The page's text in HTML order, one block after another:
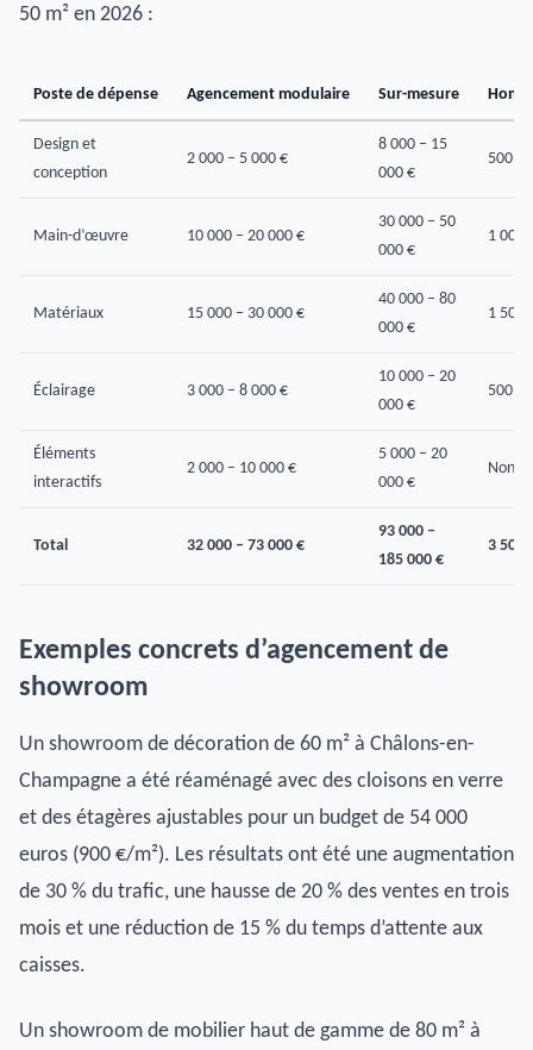
50 m² en 2026 :
Poste de dépense Agencement modulaire Sur-mesure Home
Design et
conception
2 000 – 5 000 €
8 000 – 15
000 €
500 –
Main-d’œuvre 10 000 – 20 000 €
30 000 – 50
000 €
1 000
Matériaux 15 000 – 30 000 €
40 000 – 80
000 €
1 500
Éclairage 3 000 – 8 000 €
10 000 – 20
000 €
500 –
Éléments
interactifs
2 000 – 10 000 €
5 000 – 20
000 €
Non
Total 32 000 – 73 000 €
93 000 –
185 000 €
3 500
Exemples concrets d’agencement de
showroom
Un showroom de décoration de 60 m² à Châlons-en-
Champagne a été réaménagé avec des cloisons en verre
et des étagères ajustables pour un budget de 54 000
euros (900 €/m²). Les résultats ont été une augmentation
de 30 % du trafic, une hausse de 20 % des ventes en trois
mois et une réduction de 15 % du temps d’attente aux
caisses.
Un showroom de mobilier haut de gamme de 80 m² à